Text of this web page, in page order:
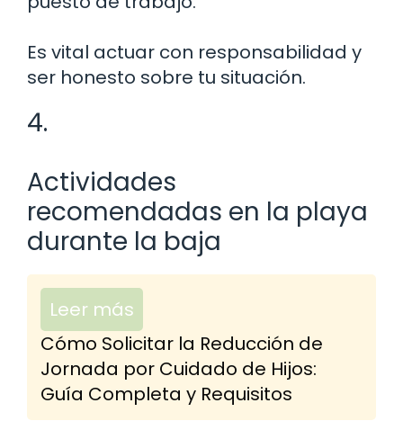
Es vital actuar con responsabilidad y
ser honesto sobre tu situación.
4.
Actividades
recomendadas en la playa
durante la baja
Leer más
Cómo Solicitar la Reducción de
Jornada por Cuidado de Hijos:
Guía Completa y Requisitos